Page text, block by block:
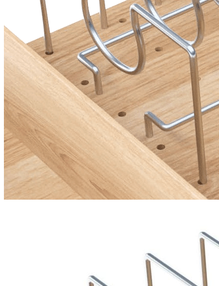
Набор держателей BARREDO для хранения 4 крышек для
многофункциональной панели в базу 600/900